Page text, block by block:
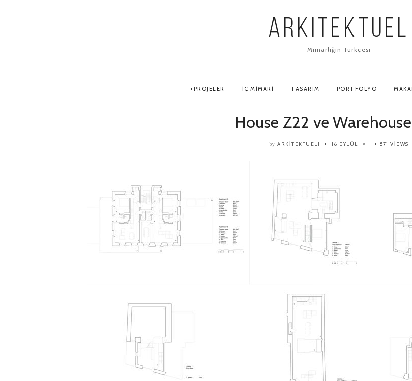
ARKITEKTUEL
Mimarlığın Türkçesi
PROJELER İÇ MIMARI TASARIM PORTFOLYO
House Z22 ve
by ARKITEKTUEL1 16 EYLÜL 571 VIEWS